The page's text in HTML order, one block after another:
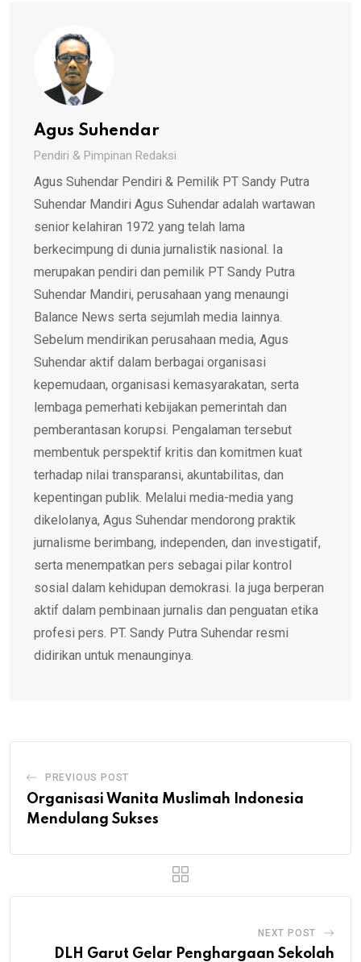
Agus Suhendar
Pendiri & Pimpinan Redaksi
Agus Suhendar Pendiri & Pemilik PT Sandy Putra
Suhendar Mandiri Agus Suhendar adalah wartawan
senior kelahiran 1972 yang telah lama
berkecimpung di dunia jurnalistik nasional. Ia
merupakan pendiri dan pemilik PT Sandy Putra
Suhendar Mandiri, perusahaan yang menaungi
Balance News serta sejumlah media lainnya.
Sebelum mendirikan perusahaan media, Agus
Suhendar aktif dalam berbagai organisasi
kepemudaan, organisasi kemasyarakatan, serta
lembaga pemerhati kebijakan pemerintah dan
pemberantasan korupsi. Pengalaman tersebut
membentuk perspektif kritis dan komitmen kuat
terhadap nilai transparansi, akuntabilitas, dan
kepentingan publik. Melalui media-media yang
dikelolanya, Agus Suhendar mendorong praktik
jurnalisme berimbang, independen, dan investigatif,
serta menempatkan pers sebagai pilar kontrol
sosial dalam kehidupan demokrasi. Ia juga berperan
aktif dalam pembinaan jurnalis dan penguatan etika
profesi pers. PT. Sandy Putra Suhendar resmi
didirikan untuk menaunginya.
PREVIOUS POST
Organisasi Wanita Muslimah Indonesia
Mendulang Sukses
NEXT POST
DLH Garut Gelar Penghargaan Sekolah